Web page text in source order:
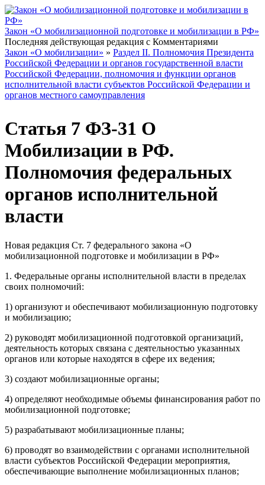
Закон «О мобилизационной подготовке и мобилизации в РФ»
Последняя действующая редакция с Комментариями
Вы здесь
Закон «О мобилизации» » Раздел II. Полномочия Президента
Российской Федерации и органов государственной власти
Российской Федерации, полномочия и функции органов
исполнительной власти субъектов Российской Федерации и
органов местного самоуправления
Статья 7 ФЗ-31 О
Мобилизации в РФ.
Полномочия федеральных
органов исполнительной
власти
Новая редакция Ст. 7 федерального закона «О
мобилизационной подготовке и мобилизации в РФ»
1. Федеральные органы исполнительной власти в пределах
своих полномочий:
1) организуют и обеспечивают мобилизационную подготовку
и мобилизацию;
2) руководят мобилизационной подготовкой организаций,
деятельность которых связана с деятельностью указанных
органов или которые находятся в сфере их ведения;
3) создают мобилизационные органы;
4) определяют необходимые объемы финансирования работ по
мобилизационной подготовке;
5) разрабатывают мобилизационные планы;
6) проводят во взаимодействии с органами исполнительной
власти субъектов Российской Федерации мероприятия,
обеспечивающие выполнение мобилизационных планов;